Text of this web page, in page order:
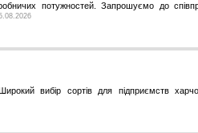
потужностей. Запрошуємо до
вибір сортів для підприємств